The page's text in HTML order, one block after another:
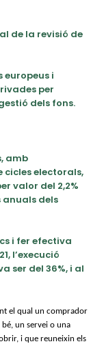
de la revisió de
europeus i
per
dels fons.
amb
cicles electorals,
valor del 2,2%
anuals dels
i fer efectiva
l’execució
ser del 36%, i al
el qual un comprador
un servei o una
i que reuneixin els